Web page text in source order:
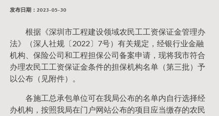
发布日期：2023-05-30
根据《深圳市工程建设领域农民工工资保证金管理办
法》（深人社规〔2022〕7号）有关规定，经银行业金融
机构、保险公司和工程担保公司备案申请，现将我市符合
办理农民工工资保证金条件的担保机构名单（第三批）予
以公布（见附件）。
各施工总承包单位可在我局公布的名单内自行选择经
办机构，按照我局在门户网站公布的项目应当缴存的农民